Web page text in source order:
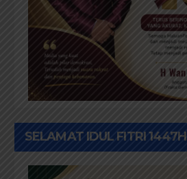
SELAMAT IDUL FITRI 1447H